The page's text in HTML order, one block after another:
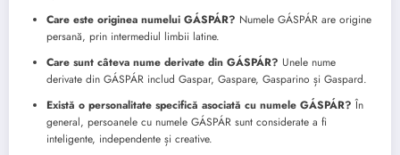
Care este originea numelui GÁSPÁR? Numele GÁSPÁR are origine
persană, prin intermediul limbii latine.
Care sunt câteva nume derivate din GÁSPÁR? Unele nume
derivate din GÁSPÁR includ Gaspar, Gaspare, Gasparino și Gaspard.
Există o personalitate specifică asociată cu numele GÁSPÁR? În
general, persoanele cu numele GÁSPÁR sunt considerate a fi
inteligente, independente și creative.